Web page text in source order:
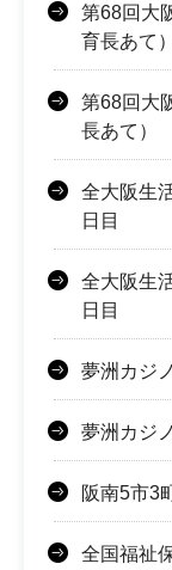
第68回大
育長あて）
第68回大
長あて）
全大阪生
日目
全大阪生
日目
夢洲カジ
夢洲カジ
阪南5市3
全国福祉